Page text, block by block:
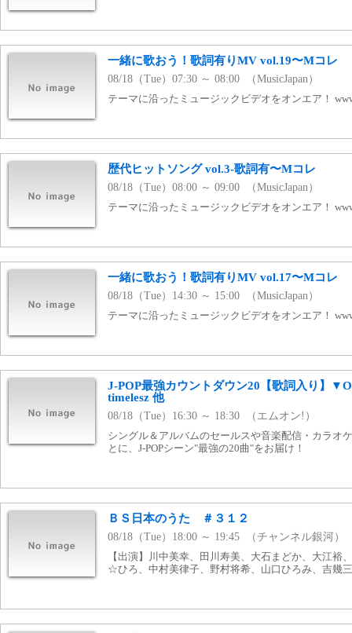
一緒に歌おう！歌詞有りMV vol.19〜Mコレ
08/18（Tue）07:30 ～ 08:00 （MusicJapan）
テーマに沿ったミュージックビデオをオンエア！
歴代ヒットソング vol.3-歌詞有〜Mコレ
08/18（Tue）08:00 ～ 09:00 （MusicJapan）
テーマに沿ったミュージックビデオをオンエア！
一緒に歌おう！歌詞有りMV vol.17〜Mコレ
08/18（Tue）14:30 ～ 15:00 （MusicJapan）
テーマに沿ったミュージックビデオをオンエア！
J-POP最強カウントダウン20【歌詞入り】
timelesz 他
08/18（Tue）16:30 ～ 18:30 （エムオン!）
シングル＆アルバムのセールスや音楽配信・カラオ
とに、J-POPシーン"最強の20曲"をお届け！
ＢＳ日本のうた ＃３１２
08/18（Tue）18:00 ～ 19:45 （チャンネル銀河）
【出演】川中美幸、田川寿美、大石まどか、大江裕
☆ひろ、中村美律子、野村将希、山口ひろみ、吉幾